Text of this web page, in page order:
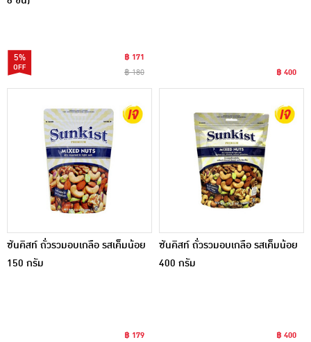
5%
฿ 171
฿ 180
฿ 400
ซันคิสท์ ถั่วรวมอบเกลือ รสเค็มน้อย
150 กรัม
฿ 179
ซันคิสท์ ถั่วรวมอบเกลือ รสเค็มน้อย
400 กรัม
฿ 400